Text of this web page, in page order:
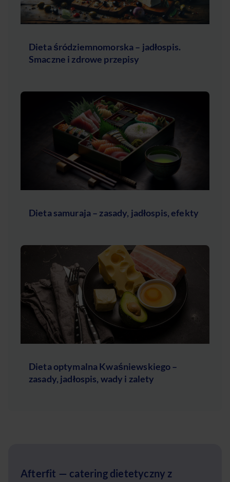
Dieta śródziemnomorska – jadłospis.
Smaczne i zdrowe przepisy
Dieta samuraja – zasady, jadłospis, efekty
Dieta optymalna Kwaśniewskiego –
zasady, jadłospis, wady i zalety
Afterfit — catering dietetyczny z